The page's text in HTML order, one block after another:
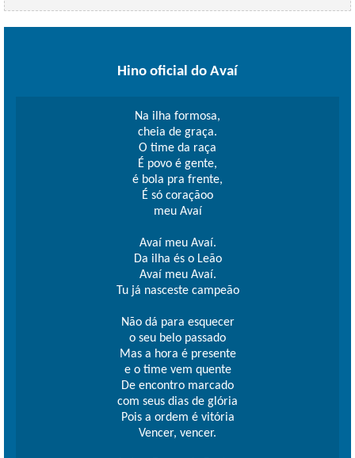
Hino oficial do Avaí
Na ilha formosa,
cheia de graça.
O time da raça
É povo é gente,
é bola pra frente,
É só coraçãoo
meu Avaí
Avaí meu Avaí.
Da ilha és o Leão
Avaí meu Avaí.
Tu já nasceste campeão
Não dá para esquecer
o seu belo passado
Mas a hora é presente
e o time vem quente
De encontro marcado
com seus dias de glória
Pois a ordem é vitória
Vencer, vencer.